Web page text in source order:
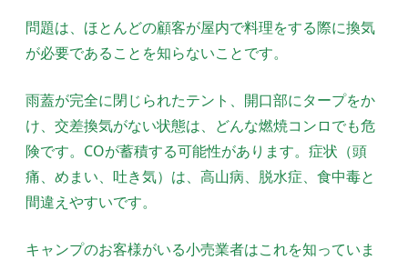
問題は、ほとんどの顧客が屋内で料理をする際に換気
が必要であることを知らないことです。
雨蓋が完全に閉じられたテント、開口部にタープをか
け、交差換気がない状態は、どんな燃焼コンロでも危
険です。COが蓄積する可能性があります。症状（頭
痛、めまい、吐き気）は、高山病、脱水症、食中毒と
間違えやすいです。
キャンプのお客様がいる小売業者はこれを知っていま